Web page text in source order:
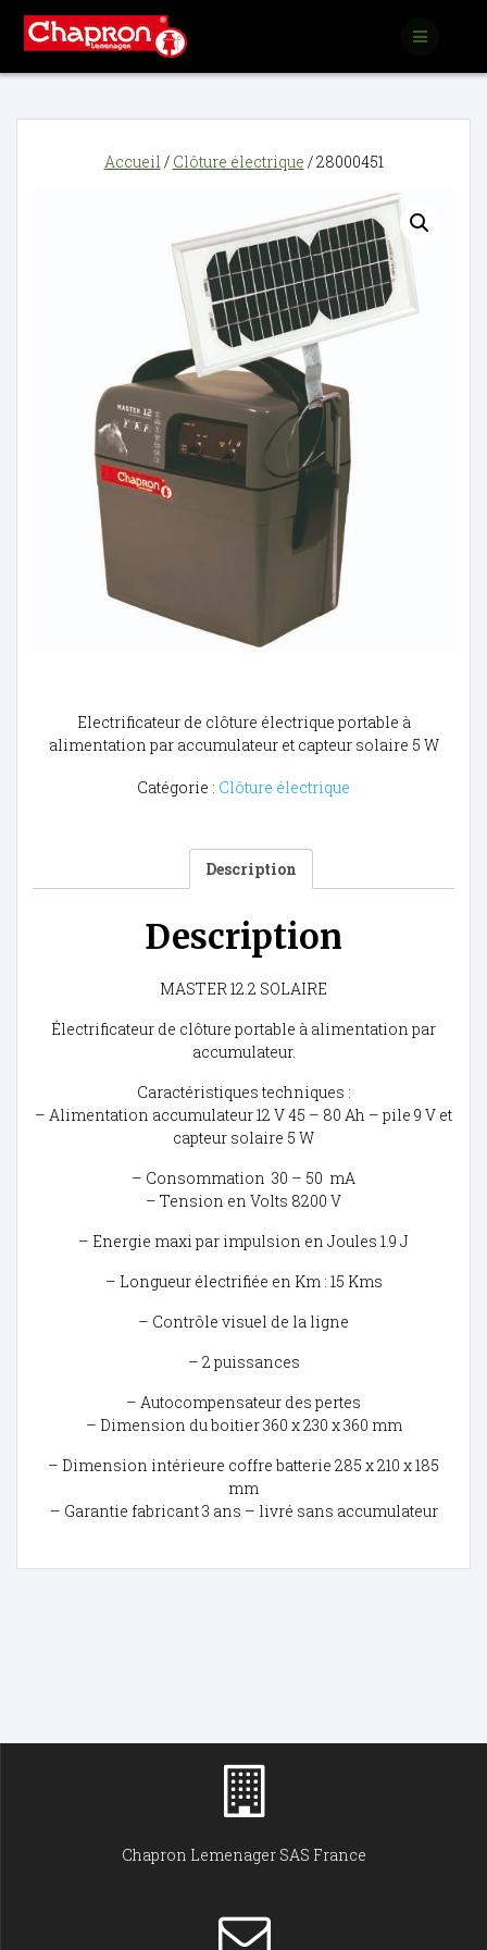
Accueil / Clôture électrique / 28000451
Electrificateur de clôture électrique portable à
alimentation par accumulateur et capteur solaire 5 W
Catégorie : Clôture électrique
Description
Description
MASTER 12.2 SOLAIRE
Électrificateur de clôture portable à alimentation par
accumulateur.
Caractéristiques techniques :
– Alimentation accumulateur 12 V 45 – 80 Ah – pile 9 V et
capteur solaire 5 W
– Consommation 30 – 50 mA
– Tension en Volts 8200 V
– Energie maxi par impulsion en Joules 1.9 J
– Longueur électrifiée en Km : 15 Kms
– Contrôle visuel de la ligne
– 2 puissances
– Autocompensateur des pertes
– Dimension du boitier 360 x 230 x 360 mm
– Dimension intérieure coffre batterie 285 x 210 x 185
mm
– Garantie fabricant 3 ans – livré sans accumulateur
Chapron Lemenager SAS France